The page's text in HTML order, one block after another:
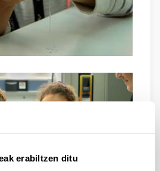
erabiltzen ditu